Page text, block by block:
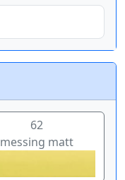
62
messing matt